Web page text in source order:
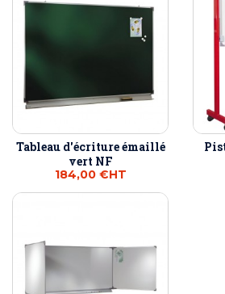
Tableau d'écriture émaillé
vert NF
184,00 €HT